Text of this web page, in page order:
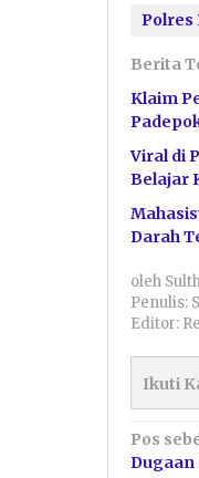
Polres
Berita
Klaim
Viral di
Belajar
Darah
oleh
Penulis:
Editor:
Ikuti
Pos
Dugaan